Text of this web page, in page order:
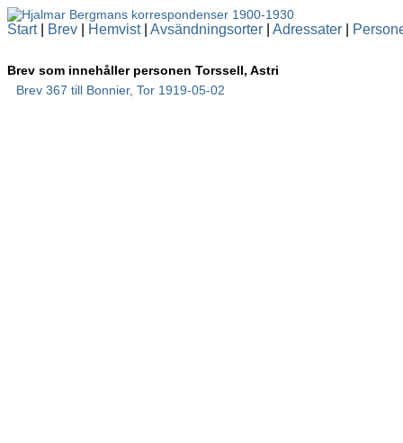
Start| Brev Hemvist| Avsändningsorter Adressater
Brev som innehåller personen Torssell, Astri
Brev 367 till Bonnier, Tor 1919-05-02